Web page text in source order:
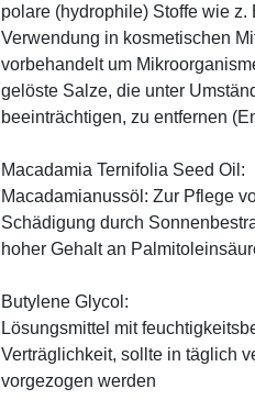
polare (hydrophile) Stoffe wie
Verwendung in kosmetischen
vorbehandelt um
gelöste Salze, die unter
beeinträchtigen, zu entfernen
Macadamia Ternifolia Seed Oil:
Macadamianussöl: Zur Pflege
Schädigung durch
hoher Gehalt an
Butylene Glycol:
Lösungsmittel mit
Verträglichkeit, sollte in täglich
vorgezogen werden